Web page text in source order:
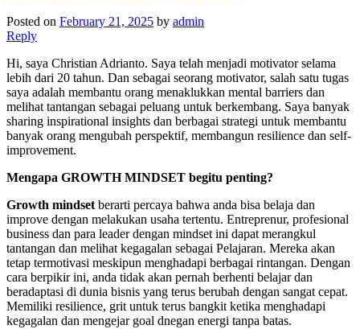
Posted on February 21, 2025 by admin
Reply
Hi, saya Christian Adrianto. Saya telah menjadi motivator selama
lebih dari 20 tahun. Dan sebagai seorang motivator, salah satu tugas
saya adalah membantu orang menaklukkan mental barriers dan
melihat tantangan sebagai peluang untuk berkembang. Saya banyak
sharing inspirational insights dan berbagai strategi untuk membantu
banyak orang mengubah perspektif, membangun resilience dan self-
improvement.
Mengapa GROWTH MINDSET begitu penting?
Growth mindset berarti percaya bahwa anda bisa belaja dan
improve dengan melakukan usaha tertentu. Entreprenur, profesional
business dan para leader dengan mindset ini dapat merangkul
tantangan dan melihat kegagalan sebagai Pelajaran. Mereka akan
tetap termotivasi meskipun menghadapi berbagai rintangan. Dengan
cara berpikir ini, anda tidak akan pernah berhenti belajar dan
beradaptasi di dunia bisnis yang terus berubah dengan sangat cepat.
Memiliki resilience, grit untuk terus bangkit ketika menghadapi
kegagalan dan mengejar goal dnegan energi tanpa batas.